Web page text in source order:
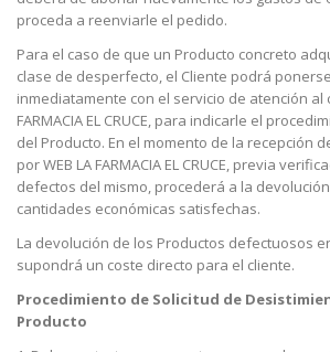
proceda a reenviarle el pedido.
Para el caso de que un Producto concreto
clase de desperfecto, el Cliente podrá
inmediatamente con el servicio de atención al
FARMACIA EL CRUCE, para indicarle el
del Producto. En el momento de la recepción
por WEB LA FARMACIA EL CRUCE, previa
defectos del mismo, procederá a la
cantidades económicas satisfechas.
La devolución de los Productos defectuosos
supondrá un coste directo para el cliente.
Procedimiento de Solicitud de
Producto